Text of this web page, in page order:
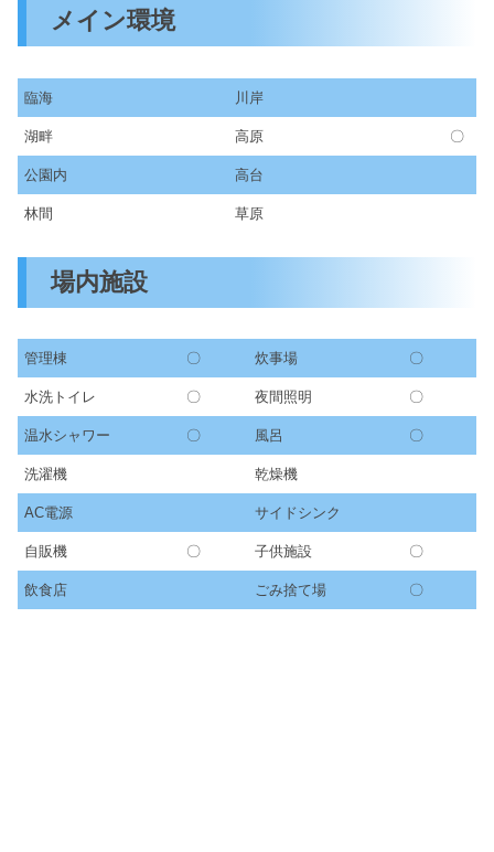
メイン環境
臨海 川岸
湖畔 高原 〇
公園内 高台
林間 草原
場内施設
管理棟 〇 炊事場 〇
水洗トイレ 〇 夜間照明 〇
温水シャワー 〇 風呂 〇
洗濯機 乾燥機
AC電源 サイドシンク
自販機 〇 子供施設 〇
飲食店 ごみ捨て場 〇